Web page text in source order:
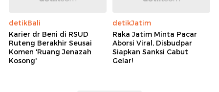
detikBali
Karier dr Beni di RSUD
Ruteng Berakhir Seusai
Komen 'Ruang Jenazah
Kosong'
detikJatim
Raka Jatim Minta Pacar
Aborsi Viral, Disbudpar
Siapkan Sanksi Cabut
Gelar!